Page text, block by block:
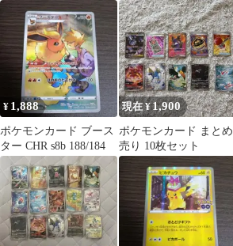
¥ 1,888
ポケモンカード ブース
ター CHR s8b 188/184
現在 ¥ 1,900
ポケモンカード まとめ
売り 10枚セット